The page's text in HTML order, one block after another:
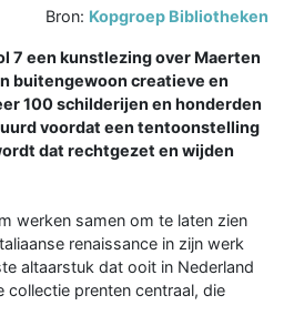
Bron: Kopgroep Bibliotheken
7 een kunstlezing over Maerten
buitengewoon creatieve en
100 schilderijen en honderden
voordat een tentoonstelling
dat rechtgezet en wijden
werken samen om te laten zien
renaissance in zijn werk
altaarstuk dat ooit in Nederland
prenten centraal, die